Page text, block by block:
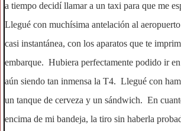
a tiempo decidí llamar a un taxi para que me
Llegué con muchísima antelación al
casi instantánea, con los aparatos que te
embarque. Hubiera perfectamente podido ir
aún siendo tan inmensa la T4. Llegué con
un tanque de cerveza y un sándwich. En
encima de mi bandeja, la tiro sin haberla